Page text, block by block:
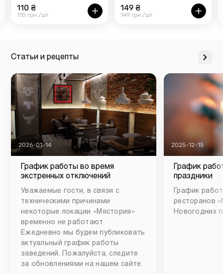
110 ₴
110 грн /шт
149 ₴
149 грн /шт
Статьи и рецепты
2026-01-14
График работы во время
экстренных отключений
Уважаемые гости, в связи с
техническими причинами
некоторые локации «Мястория»
временно не работают.
Ежедневно мы будем публиковать
актуальный график работы
заведений. Пожалуйста, следите
за обновлениями на нашем сайте.
2025-12-15
График
праздники
График
ресторанов
Новогодних